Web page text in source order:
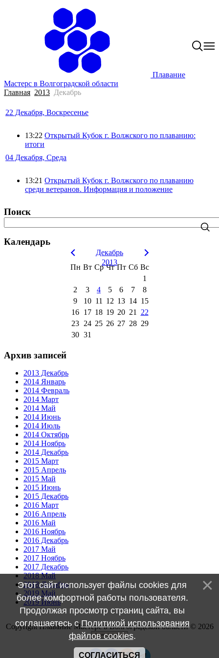
Плавание
Мастерс в Волгоградской области
Главная 2013 Декабрь
22 Декабря, Воскресенье
13:22 Открытый Кубок г. Волжского по плаванию:
итоги
04 Декабря, Среда
13:21 Открытый Кубок г. Волжского по плаванию
среди ветеранов. Информация и положение
Поиск
Календарь
Декабрь
2013
Пн Вт Ср Чт Пт Сб Вс
1
2
3 4 5 6 7
8
9
10 11 12 13 14 15
16 17 18 19 20 21 22
23 24 25 26 27 28 29
30 31
Архив записей
2013 Декабрь
2014 Январь
2014 Февраль
2014 Март
2014 Май
2014 Июнь
2014 Июль
2014 Октябрь
2014 Ноябрь
2014 Декабрь
2015 Март
2015 Апрель
2015 Май
2015 Июнь
2015 Декабрь
2016 Март
2016 Апрель
2016 Май
2016 Ноябрь
2016 Декабрь
2017 Май
2017 Ноябрь
2017 Декабрь
2018 Май
2018 Декабрь
2019 Май
2019 Июнь
Copyright Плавание Мастерс в Волгоградской области © 2026
Этот сайт использует файлы cookies для
более комфортной работы пользователя.
Продолжая просмотр страниц сайта, вы
соглашаетесь сПолитикой использования
файлов cookies.
СОГЛАСИТЬСЯ